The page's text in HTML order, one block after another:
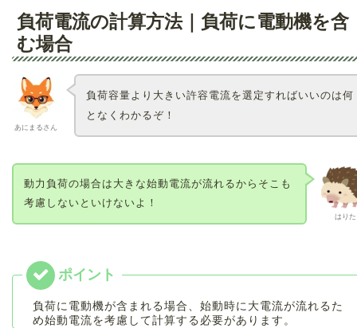
負荷電流の計算方法｜負荷に電動機を含
む場合
あにまるさん
負荷容量より大きい許容電流を選定すればいいのは何
となくわかるぞ！
はりた
動力負荷の場合は大きな始動電流が流れるからそこも
考慮しないといけないよ！
負荷に電動機が含まれる場合、始動時に大電流が流れるた
め始動電流を考慮して計算する必要があります。